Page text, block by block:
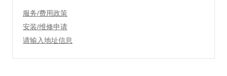
服务/费用政策
安装/维修申请
请输入地址信息